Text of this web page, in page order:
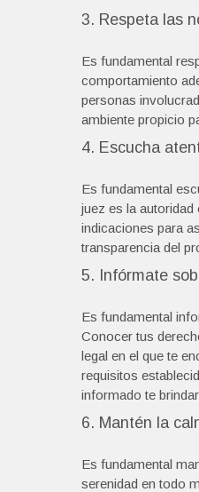
3. Respeta las
Es fundamental
comportamiento
personas
ambiente propicio
4. Escucha
Es fundamental
juez es la
indicaciones para
transparencia del
5. Infórmate
Es fundamental
Conocer tus
legal en el que te
requisitos
informado te
6. Mantén la
Es fundamental
serenidad en todo